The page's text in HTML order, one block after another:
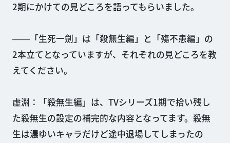
2期にかけての見どころを語ってもらいました。
――「生死一劍」は「殺無生編」と「殤不患編」の
2本立てとなっていますが、それぞれの見どころを教
えてください。
虚淵：「殺無生編」は、TVシリーズ1期で拾い残し
た殺無生の設定の補完的な内容となってます。殺無
生は濃ゆいキャラだけど途中退場してしまったの